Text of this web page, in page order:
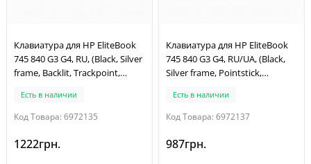
Клавиатура для HP EliteBook
745 840 G3 G4, RU, (Black, Silver
frame, Backlit, Trackpoint,
Есть в наличии
Код Товара: 6972135
1222грн.
Клавиатура для HP EliteBook
745 840 G3 G4, RU/UA, (Black,
Silver frame, Pointstick,
Есть в наличии
Код Товара: 6972137
987грн.